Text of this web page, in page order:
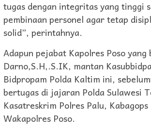
tugas dengan integritas yang tinggi
pembinaan personel agar tetap
solid”, perintahnya.
Adapun pejabat Kapolres Poso yang
Darno,S.H,.S.IK, mantan
Bidpropam Polda Kaltim ini,
bertugas di jajaran Polda Sulawesi
Kasatreskrim Polres Palu,
Wakapolres Poso.